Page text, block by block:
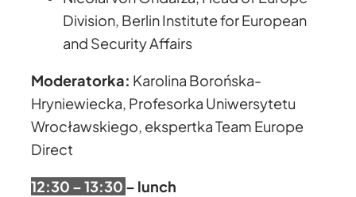
Division, Berlin Institute for European
and Security Affairs
Moderatorka: Karolina Borońska-
Hryniewiecka, Profesorka Uniwersytetu
Wrocławskiego, ekspertka Team Europe
Direct
12:30 – 13:30 – lunch